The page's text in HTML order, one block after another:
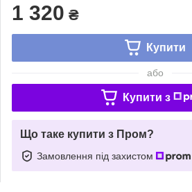
1 320 ₴
Купити
або
Купити з
Що таке купити з Пром?
Замовлення під захистом